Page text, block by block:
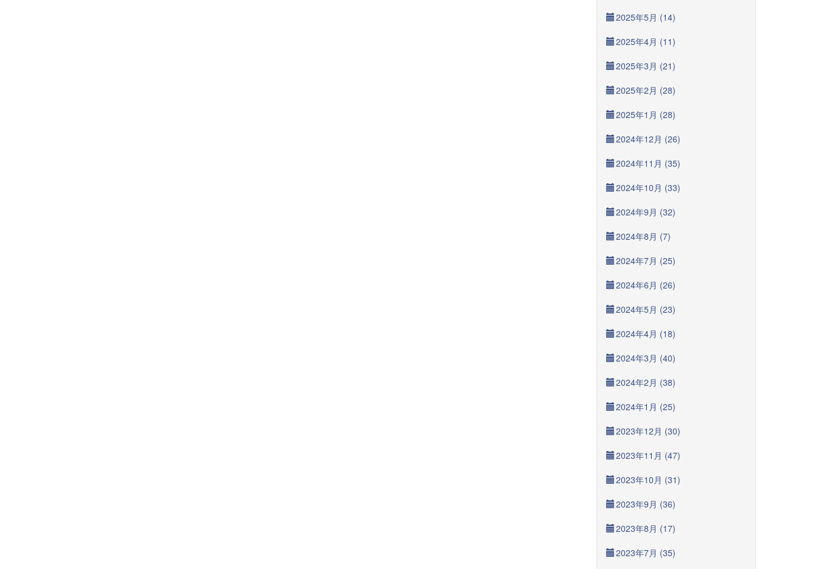
2025年5月 (14)
2025年4月 (11)
2025年3月 (21)
2025年2月 (28)
2025年1月 (28)
2024年12月 (26)
2024年11月 (35)
2024年10月 (33)
2024年9月 (32)
2024年8月 (7)
2024年7月 (25)
2024年6月 (26)
2024年5月 (23)
2024年4月 (18)
2024年3月 (40)
2024年2月 (38)
2024年1月 (25)
2023年12月 (30)
2023年11月 (47)
2023年10月 (31)
2023年9月 (36)
2023年8月 (17)
2023年7月 (35)